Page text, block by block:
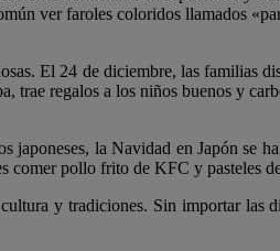
ver faroles coloridos llamados
El 24 de diciembre, las familias
trae regalos a los niños buenos y
japoneses, la Navidad en Japón se
comer pollo frito de KFC y pasteles
y tradiciones. Sin importar las